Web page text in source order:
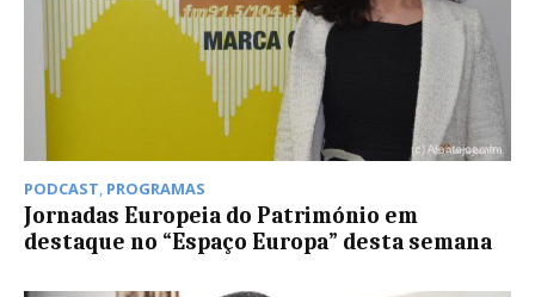
PODCAST PROGRAMAS
Jornadas Europeia do Património em
destaque no “Espaço Europa” desta semana